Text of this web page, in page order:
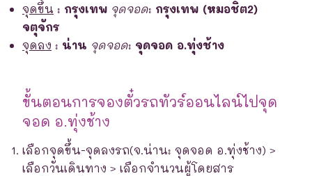
จุดขึ้น : กรุงเทพ จุดจอด: กรุงเทพ (หมอชิต2)
จตุจักร
จุดลง : น่าน จุดจอด: จุดจอด อ.ทุ่งช้าง
ขั้นตอนการจองตั๋วรถทัวร์ออนไลน์ไปจุด
จอด อ.ทุ่งช้าง
เลือกจุดขึ้น-จุดลงรถ(จ.น่าน: จุดจอด อ.ทุ่งช้าง) >
เลือกวันเดินทาง > เลือกจำนวนผู้โดยสาร